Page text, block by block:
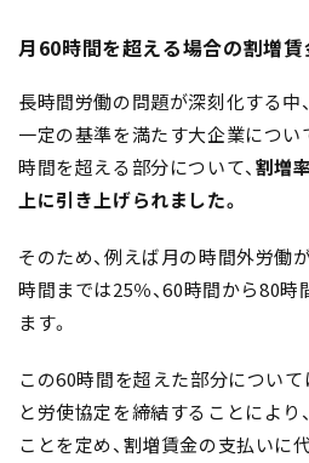
月60時間を超える場合の割増
長時間労働の問題が深刻化する中
一定の基準を満たす大企業につい
時間を超える部分について、割増
上に引き上げられました。
そのため、例えば月の時間外労働
時間までは25％、60時間から80
ます。
この60時間を超えた部分につい
と労使協定を締結することにより
ことを定め、割増賃金の支払いに